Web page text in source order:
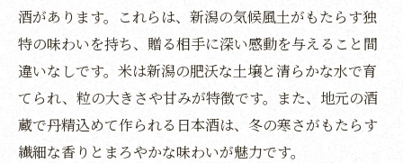
新潟特産品で伝える冬のお歳暮の心
新潟の冬の味覚で贈るお歳暮の喜び
新潟県の自然が育むお歳暮特産品の選び方
自然の力を感じる新潟のお歳暮選び
新潟の特産品で心温まる贈り物を
酒があります。これらは、新潟の気候風土がもたらす独
特の味わいを持ち、贈る相手に深い感動を与えること間
違いなしです。米は新潟の肥沃な土壌と清らかな水で育
てられ、粒の大きさや甘みが特徴です。また、地元の酒
蔵で丹精込めて作られる日本酒は、冬の寒さがもたらす
繊細な香りとまろやかな味わいが魅力です。